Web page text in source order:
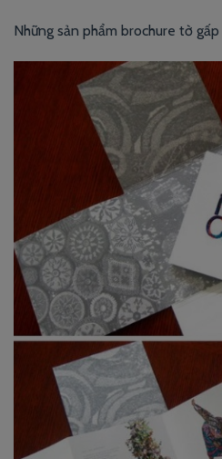
Những sản phẩm brochure tờ